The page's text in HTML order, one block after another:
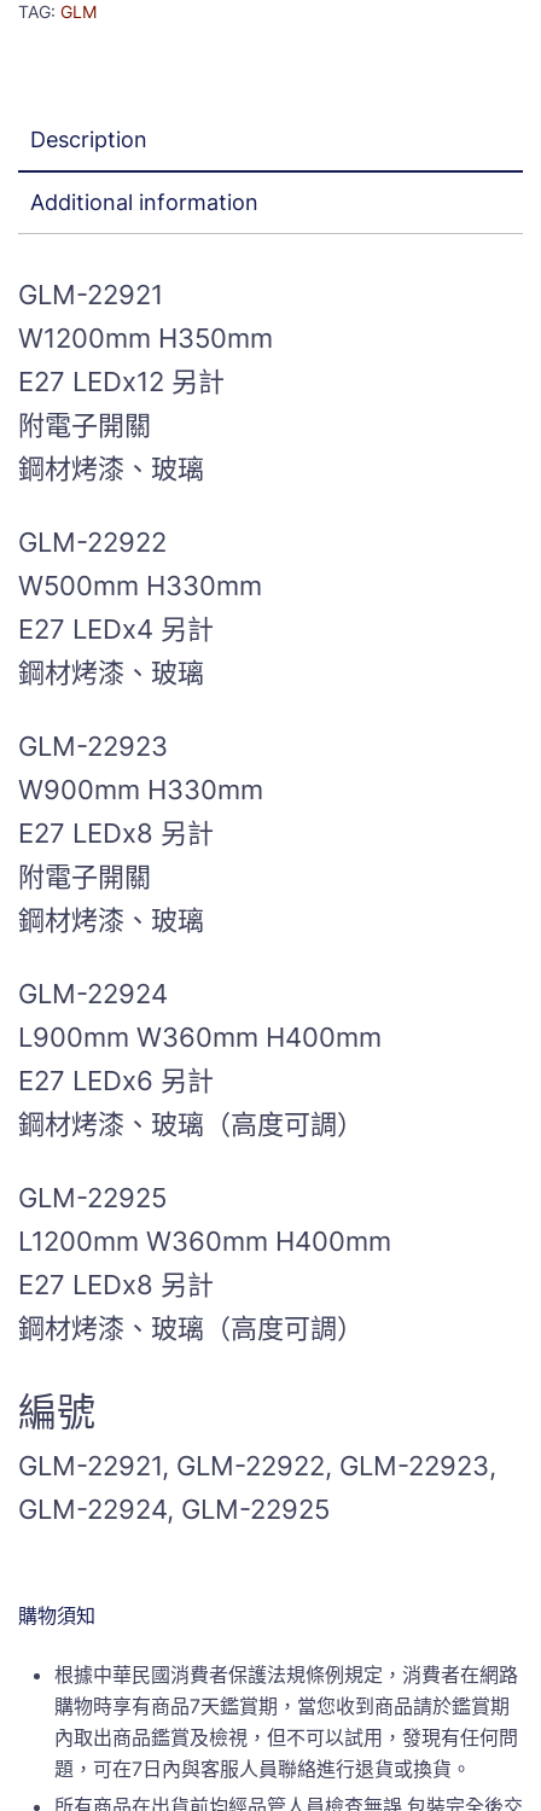
TAG: GLM
Description
Additional information
GLM-22921
W1200mm H350mm
E27 LEDx12 另計
附電子開關
鋼材烤漆、玻璃
GLM-22922
W500mm H330mm
E27 LEDx4 另計
鋼材烤漆、玻璃
GLM-22923
W900mm H330mm
E27 LEDx8 另計
附電子開關
鋼材烤漆、玻璃
GLM-22924
L900mm W360mm H400mm
E27 LEDx6 另計
鋼材烤漆、玻璃（高度可調）
GLM-22925
L1200mm W360mm H400mm
E27 LEDx8 另計
鋼材烤漆、玻璃（高度可調）
編號
GLM-22921, GLM-22922, GLM-22923,
GLM-22924, GLM-22925
購物須知
根據中華民國消費者保護法規條例規定，消費者在網路
購物時享有商品7天鑑賞期，當您收到商品請於鑑賞期
內取出商品鑑賞及檢視，但不可以試用，發現有任何問
題，可在7日內與客服人員聯絡進行退貨或換貨。